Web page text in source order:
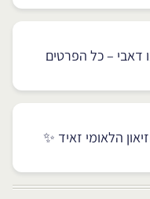
הלאומי זאיד ✨